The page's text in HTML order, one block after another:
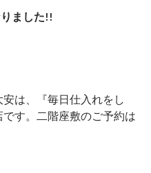
ました!!
安は、『毎日仕入れをし
す。二階座敷のご予約は